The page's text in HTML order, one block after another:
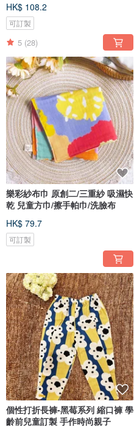
HK$ 108.2
可訂製
5 (28)
樂彩紗布巾 原創二/三重紗 吸濕快
乾 兒童方巾/擦手帕巾/洗臉布
HK$ 79.7
可訂製
個性打折長褲-黑莓系列 縮口褲 學
齡前兒童訂製 手作時尚親子